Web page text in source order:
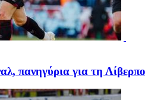
πανηγύρια για τη